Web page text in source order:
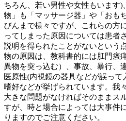
ちろん、若い男性や女性もいます)
物」も「マッサージ器」や「おも
びんまで様々ですが、これらの方
ってしまった原因については患者
説明を得られたことがないという
物の原因は、教科書的には肛門瘙
異物を突っ込む）、事故、暴行、
医原性(内視鏡の器具などが誤っ
嗜好などが挙げられています。我
大きな問題がなければそのままス
すが、時と場合によっては大事件
りますのでご注意ください。